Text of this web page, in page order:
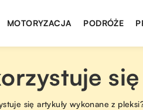
MOTORYZACJA PODRÓŻE
się artykuły wykonane z